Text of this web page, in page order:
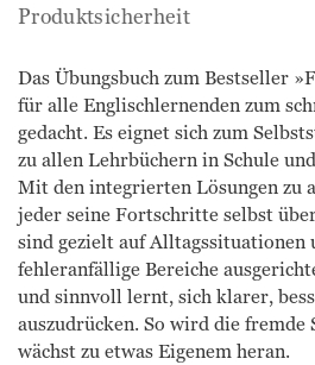
Produktsicherheit
Das Übungsbuch zum Bestseller
für alle Englischlernenden zum
gedacht. Es eignet sich zum
zu allen Lehrbüchern in Schule
Mit den integrierten Lösungen zu
jeder seine Fortschritte selbst
sind gezielt auf Alltagssituationen
fehleranfällige Bereiche
und sinnvoll lernt, sich klarer,
auszudrücken. So wird die fremde
wächst zu etwas Eigenem heran.